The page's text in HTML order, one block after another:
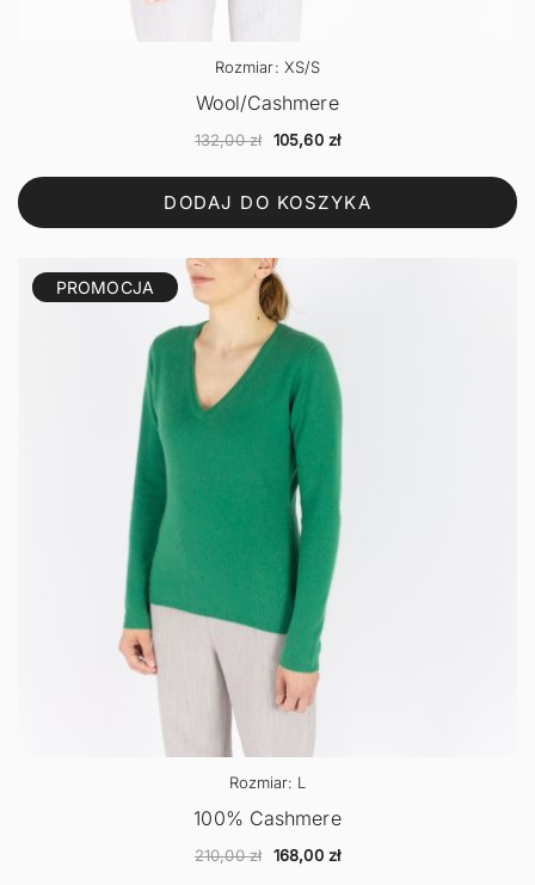
Rozmiar: XS/S
Wool/Cashmere
132,00zł
Pierwotna
wynosiła:
132,00 zł.
105,60 złAktualna
wynosi:
105,60 zł.
DODAJ DO KOSZYKA
PROMOCJA
Rozmiar: L
100% Cashmere
210,00zł
Pierwotna
168,00 złAktualna